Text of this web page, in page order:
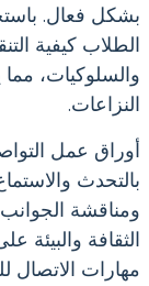
بشكل فعال.
الطلاب كيفية
والسلوكيات،
النزاعات.
أوراق عمل
بالتحدث
ومناقشة الجوانب
الثقافة والبيئة
مهارات الاتصال